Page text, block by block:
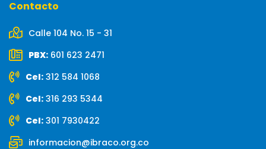
Contacto
Calle 104 No. 15 - 31
PBX: 601 623 2471
Cel: 312 584 1068
Cel: 316 293 5344
Cel: 301 7930422
informacion@ibraco.org.co